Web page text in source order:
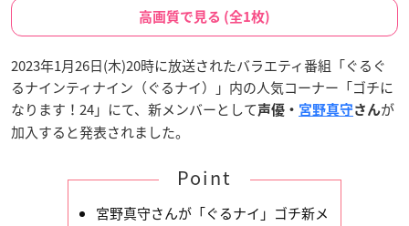
高画質で見る (全1枚)
2023年1月26日(木)20時に放送されたバラエティ番組「ぐるぐ
るナインティナイン（ぐるナイ）」内の人気コーナー「ゴチに
なります！24」にて、新メンバーとして声優・ 宮野真守さんが
加入すると発表されました。
Point
宮野真守さんが「ぐるナイ」ゴチ新メ